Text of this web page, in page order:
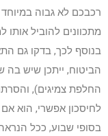
רכבכם לא גבוה
מתכוונים להוביל אותו
בנוסף לכך, בדקו גם
הביטוח, ייתכן שיש בה
החלפת צמיגים),
לחיסכון אפשרי, הוא
בסופי שבוע, ככל